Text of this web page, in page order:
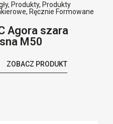
, Produkty, Produkty
, Ręcznie Formowane
Agora szara
M50
ZOBACZ PRODUKT